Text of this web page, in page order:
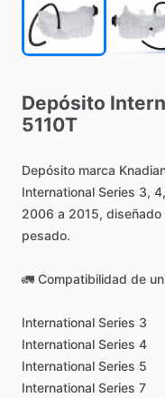
Depósito
5110T
Depósito marca
International Series 3, 4,
2006 a 2015, diseñado
pesado.
🚛 Compatibilidad de
International Series 3
International Series 4
International Series 5
International Series 7